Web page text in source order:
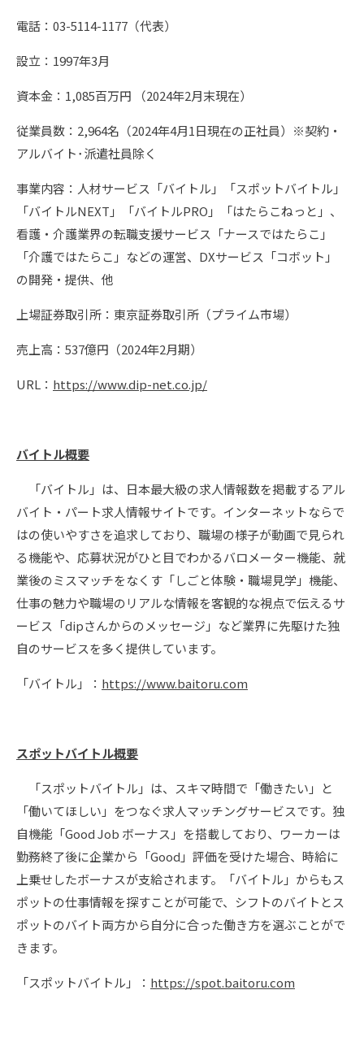
電話：03-5114-1177（代表）
設立：1997年3月
資本金：1,085百万円 （2024年2月末現在）
従業員数：2,964名（2024年4月1日現在の正社員）※契約・
アルバイト･派遣社員除く
事業内容：人材サービス「バイトル」「スポットバイトル」
「バイトルNEXT」「バイトルPRO」「はたらこねっと」、
看護・介護業界の転職支援サービス「ナースではたらこ」
「介護ではたらこ」などの運営、DXサービス「コボット」
の開発・提供、他
上場証券取引所：東京証券取引所（プライム市場）
売上高：537億円（2024年2月期）
URL： https://www.dip-net.co.jp/
バイトル概要
「バイトル」は、日本最大級の求人情報数を掲載するアル
バイト・パート求人情報サイトです。インターネットならで
はの使いやすさを追求しており、職場の様子が動画で見られ
る機能や、応募状況がひと目でわかるバロメーター機能、就
業後のミスマッチをなくす「しごと体験・職場見学」機能、
仕事の魅力や職場のリアルな情報を客観的な視点で伝えるサ
ービス「dipさんからのメッセージ」など業界に先駆けた独
自のサービスを多く提供しています。
「バイトル」： https://www.baitoru.com
スポットバイトル概要
「スポットバイトル」は、スキマ時間で「働きたい」と
「働いてほしい」をつなぐ求人マッチングサービスです。独
自機能「Good Job ボーナス」を搭載しており、ワーカーは
勤務終了後に企業から「Good」評価を受けた場合、時給に
上乗せしたボーナスが支給されます。「バイトル」からもス
ポットの仕事情報を探すことが可能で、シフトのバイトとス
ポットのバイト両方から自分に合った働き方を選ぶことがで
きます。
「スポットバイトル」： https://spot.baitoru.com